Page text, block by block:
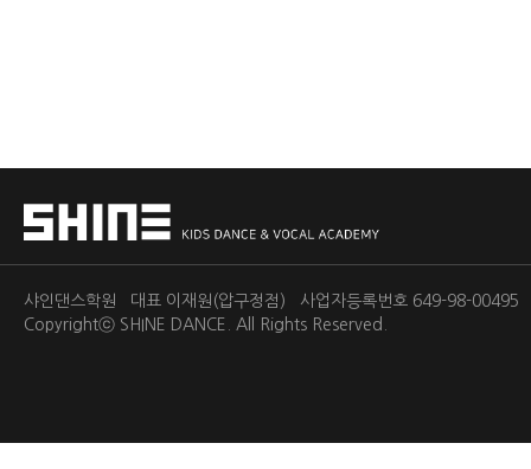
샤인댄스학원 대표 이재원(압구정점) 사업자등록번호 649-98-
Copyrightⓒ SHINE DANCE. All Rights Reserved.